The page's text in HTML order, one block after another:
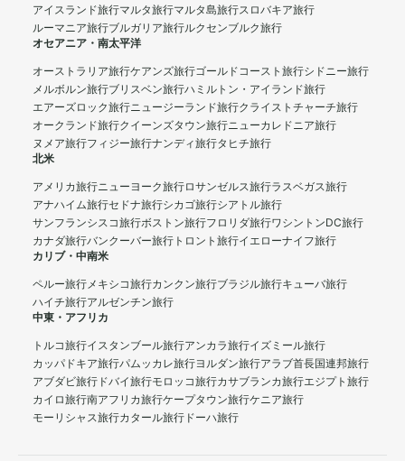
アイスランド旅行マルタ旅行マルタ島旅行スロバキア旅行
ルーマニア旅行ブルガリア旅行ルクセンブルク旅行
オセアニア・南太平洋
オーストラリア旅行ケアンズ旅行ゴールドコースト旅行シドニー旅行
メルボルン旅行ブリスベン旅行ハミルトン・アイランド旅行
エアーズロック旅行ニュージーランド旅行クライストチャーチ旅行
オークランド旅行クイーンズタウン旅行ニューカレドニア旅行
ヌメア旅行フィジー旅行ナンディ旅行タヒチ旅行
北米
アメリカ旅行ニューヨーク旅行ロサンゼルス旅行ラスベガス旅行
アナハイム旅行セドナ旅行シカゴ旅行シアトル旅行
サンフランシスコ旅行ボストン旅行フロリダ旅行ワシントンDC旅行
カナダ旅行バンクーバー旅行 トロント旅行イエローナイフ旅行
カリブ・中南米
ペルー旅行メキシコ旅行カンクン旅行ブラジル旅行キューバ旅行
ハイチ旅行アルゼンチン旅行
中東・アフリカ
トルコ旅行イスタンブール旅行アンカラ旅行イズミール旅行
カッパドキア旅行パムッカレ旅行ヨルダン旅行アラブ首長国連邦旅行
アブダビ旅行 ドバイ旅行モロッコ旅行カサブランカ旅行エジプト旅行
カイロ旅行南アフリカ旅行ケープタウン旅行ケニア旅行
モーリシャス旅行カタール旅行 ドーハ旅行